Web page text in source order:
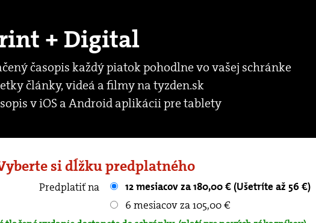
+ Digital
časopis každý piatok pohodlne vo vašej schránke
články, videá a filmy na tyzden.sk
v iOS a Android aplikácii pre tablety
si dĺžku predplatného
Predplatiť na
12 mesiacov za 180,00 € (Ušetríte až 56 €)
6 mesiacov za 105,00 €